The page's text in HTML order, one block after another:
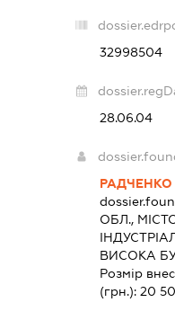
32998504
28.06.04
РАДЧЕНКО
ОБЛ.,
ВИСОКА
Розмір
(грн.):20